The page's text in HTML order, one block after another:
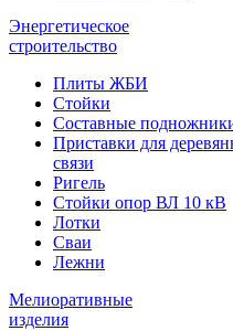
Энергетическое
строительство
Плиты ЖБИ
Стойки
Составные
Приставки для
связи
Ригель
Стойки опор ВЛ 10 кВ
Лотки
Сваи
Лежни
Мелиоративные
изделия